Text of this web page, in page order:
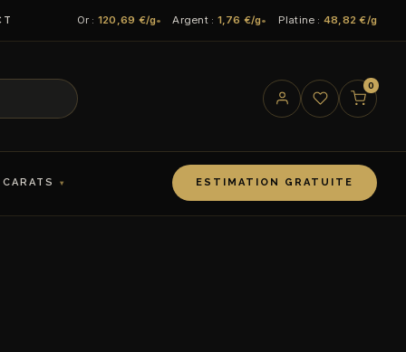
Or : 120,69 €/g Argent : 1,76 €/g Platine : 48,82 €/g
0
ESTIMATION GRATUITE